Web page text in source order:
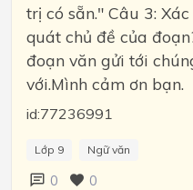
trị có sẵn." Câu 3:
quát chủ đề của
đoạn văn gửi tới
với.Mình cảm ơn bạn.
id:77236991
Lớp 9 Ngữ văn
0 0